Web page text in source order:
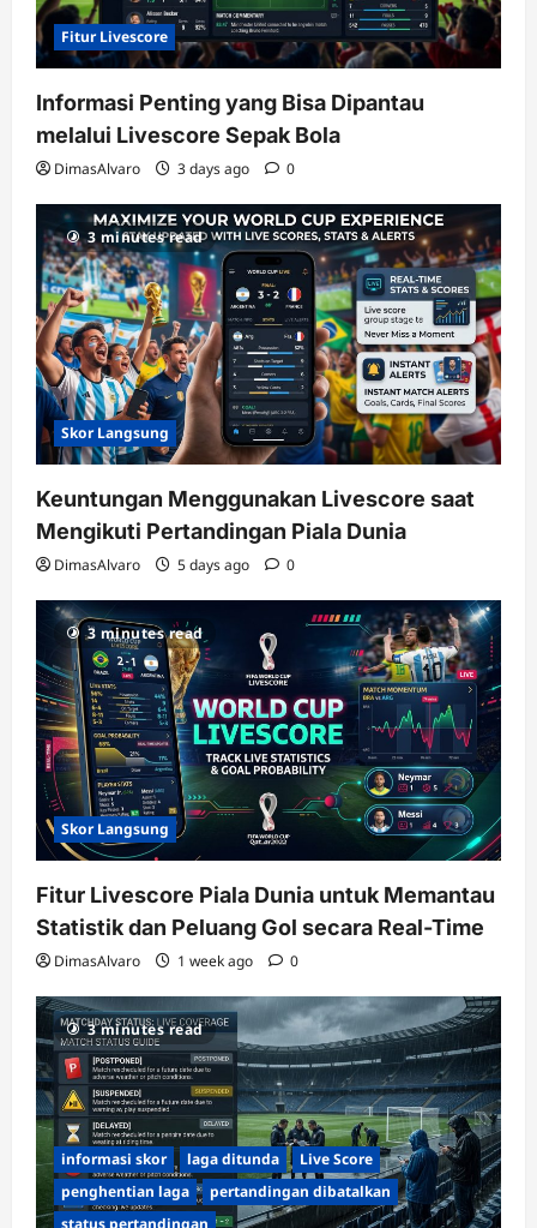
Fitur Livescore
Informasi Penting yang Bisa Dipantau
melalui Livescore Sepak Bola
DimasAlvaro 3 days ago 0
3 minutes read
Skor Langsung
Keuntungan Menggunakan Livescore saat
Mengikuti Pertandingan Piala Dunia
DimasAlvaro 5 days ago 0
3 minutes read
Skor Langsung
Fitur Livescore Piala Dunia untuk Memantau
Statistik dan Peluang Gol secara Real-Time
DimasAlvaro 1 week ago 0
3 minutes read
informasi skor laga ditunda
Live Score
penghentian laga
pertandingan dibatalkan